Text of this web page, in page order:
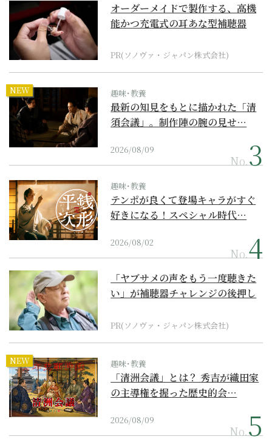
オーダーメイドで製作する、高機
能かつ充電式の耳あな型補聴器
PR(ソノヴァ・ジャパン株式会社)
NEW 趣味･教養
最新の知見をもとに描かれた「清
須会議」。制作陣の腕の見せ…
2026/08/09
No.
趣味･教養
テンポが良くて登場キャラがすぐ
好きになる！スペシャル時代…
2026/08/02
No.
「ヤブサメの声をもう一度聴きた
い」が補聴器チャレンジの後押し
PR(ソノヴァ・ジャパン株式会社)
NEW 趣味･教養
「清洲会議」とは？ 秀吉が織田家
の主導権を握った歴史的会…
2026/08/09
No.